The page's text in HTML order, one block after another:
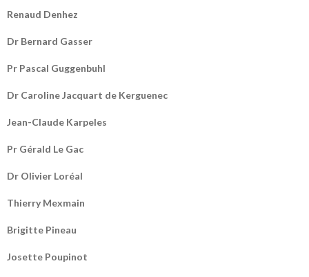
Renaud Denhez
Dr Bernard Gasser
Pr Pascal Guggenbuhl
Dr Caroline Jacquart de Kerguenec
Jean-Claude Karpeles
Pr Gérald Le Gac
Dr Olivier Loréal
Thierry Mexmain
Brigitte Pineau
Josette Poupinot